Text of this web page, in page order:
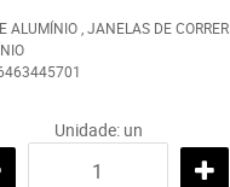
ALUMÍNIO JANELAS DE CORRER
Unidade: un